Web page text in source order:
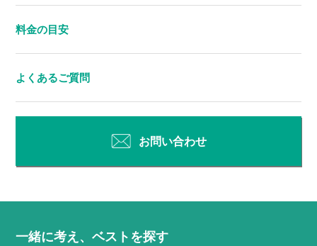
料金の目安
よくあるご質問
お問い合わせ
一緒に考え、ベストを探す